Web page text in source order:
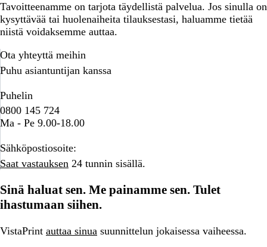
Tavoitteenamme on tarjota täydellistä palvelua. Jos sinulla on
kysyttävää tai huolenaiheita tilauksestasi, haluamme tietää
niistä voidaksemme auttaa.
Ota yhteyttä meihin
Puhu asiantuntijan kanssa
Puhelin
0800 145 724
Ma - Pe 9.00-18.00
Sähköpostiosoite:
Saat vastauksen 24 tunnin sisällä.
Sinä haluat sen. Me painamme sen. Tulet
ihastumaan siihen.
VistaPrint auttaa sinua suunnittelun jokaisessa vaiheessa.